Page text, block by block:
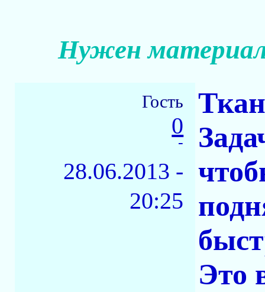
Нужен
Гость
0
-
28.06.2013 -
20:25
Это